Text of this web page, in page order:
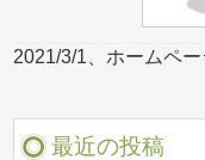
2021/3/1、ホームペ
最近の投稿